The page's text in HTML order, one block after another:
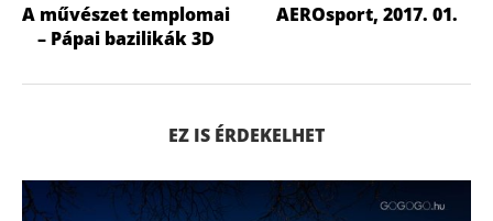
A művészet templomai
– Pápai bazilikák 3D
AEROsport, 2017. 01.
EZ IS ÉRDEKELHET